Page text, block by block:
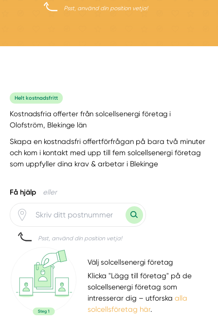
Psst, använd din position vetja!
Helt kostnadsfritt
Kostnadsfria offerter från solcellsenergi företag i
Olofström, Blekinge län
Skapa en kostnadsfri offertförfrågan på bara två minuter
och kom i kontakt med upp till fem solcellsenergi företag
som uppfyller dina krav & arbetar i Blekinge
Få hjälp eller
Psst, använd din position vetja!
Välj solcellsenergi företag
Klicka "Lägg till företag" på de
solcellsenergi företag som
intresserar dig – utforskaalla
solcellsföretag här.